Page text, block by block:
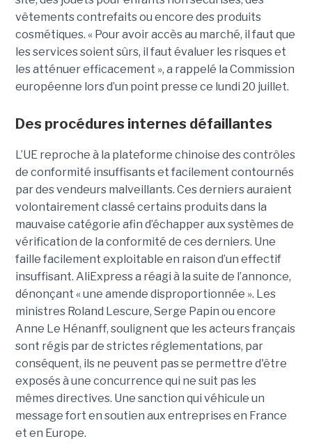
vêtements contrefaits ou encore des produits
cosmétiques. « Pour avoir accès au marché, il faut que
les services soient sûrs, il faut évaluer les risques et
les atténuer efficacement », a rappelé la Commission
européenne lors d’un point presse ce lundi 20 juillet.
Des procédures internes défaillantes
L’UE reproche à la plateforme chinoise des contrôles
de conformité insuffisants et facilement contournés
par des vendeurs malveillants. Ces derniers auraient
volontairement classé certains produits dans la
mauvaise catégorie afin d’échapper aux systèmes de
vérification de la conformité de ces derniers. Une
faille facilement exploitable en raison d’un effectif
insuffisant. AliExpress a réagi à la suite de l’annonce,
dénonçant « une amende disproportionnée ». Les
ministres Roland Lescure, Serge Papin ou encore
Anne Le Hénanff, soulignent que les acteurs français
sont régis par de strictes réglementations, par
conséquent, ils ne peuvent pas se permettre d'être
exposés à une concurrence qui ne suit pas les
mêmes directives. Une sanction qui véhicule un
message fort en soutien aux entreprises en France
et en Europe.